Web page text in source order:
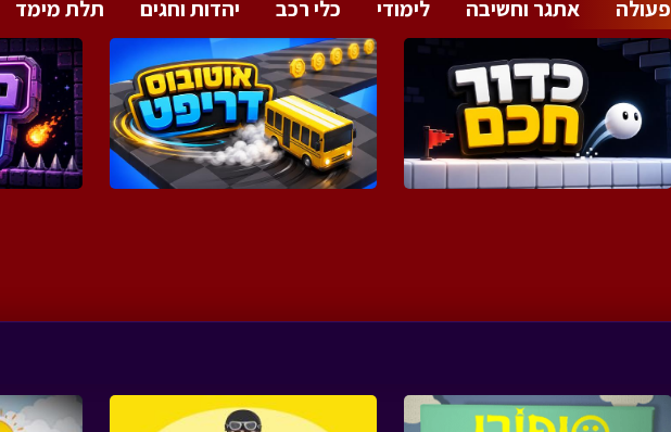
תלת מימד יהדות וחגים כלי רכב לימודי אתגר וחשיבה פעולה